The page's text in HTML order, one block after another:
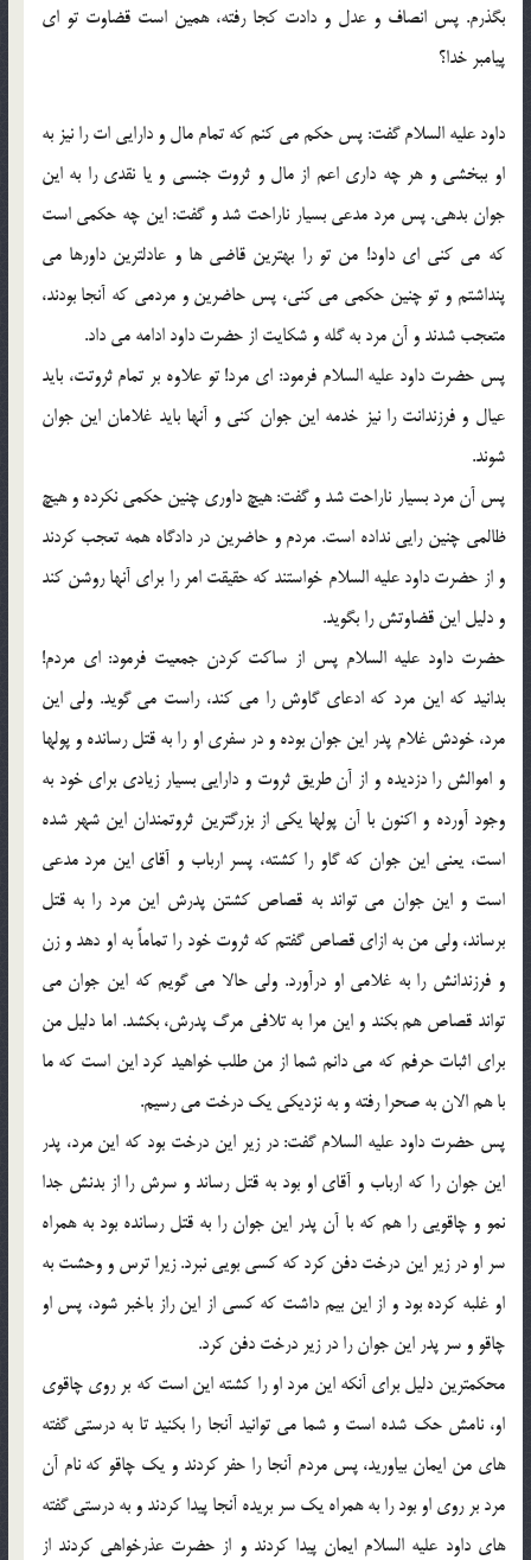
بگذرم. پس انصاف و عدل و دادت کجا رفته، همین است قضاوت تو ای
پیامبر خدا؟
داود علیه السلام گفت: پس حکم می کنم که تمام مال و دارایی ات را نیز به
او ببخشی و هر چه داری اعم از مال و ثروت جنسی و یا نقدی را به این
جوان بدهی. پس مرد مدعی بسیار ناراحت شد و گفت: این چه حکمی است
که می کنی ای داود! من تو را بهترین قاضی ها و عادلترین داورها می
پنداشتم و تو چنین حکمی می کنی، پس حاضرین و مردمی که آنجا بودند،
متعجب شدند و آن مرد به گله و شکایت از حضرت داود ادامه می داد.
پس حضرت داود علیه السلام فرمود: ای مرد! تو علاوه بر تمام ثروتت، باید
عیال و فرزندانت را نیز خدمه این جوان کنی و آنها باید غلامان این جوان
شوند.
پس آن مرد بسیار ناراحت شد و گفت: هیچ داوری چنین حکمی نکرده و هیچ
ظالمی چنین رایی نداده است. مردم و حاضرین در دادگاه همه تعجب کردند
و از حضرت داود علیه السلام خواستند که حقیقت امر را برای آنها روشن کند
و دلیل این قضاوتش را بگوید.
حضرت داود علیه السلام پس از ساکت کردن جمعیت فرمود: ای مردم!
بدانید که این مرد که ادعای گاوش را می کند، راست می گوید. ولی این
مرد، خودش غلام پدر این جوان بوده و در سفری او را به قتل رسانده و پولها
و اموالش را دزدیده و از آن طریق ثروت و دارایی بسیار زیادی برای خود به
وجود آورده و اکنون با آن پولها یکی از بزرگترین ثروتمندان این شهر شده
است، یعنی این جوان که گاو را کشته، پسر ارباب و آقای این مرد مدعی
است و این جوان می تواند به قصاص کشتن پدرش این مرد را به قتل
برساند، ولی من به ازای قصاص گفتم که ثروت خود را تماماً به او دهد و زن
و فرزندانش را به غلامی او درآورد. ولی حالا می گویم که این جوان می
تواند قصاص هم بکند و این مرا به تلافی مرگ پدرش، بکشد. اما دلیل من
برای اثبات حرفم که می دانم شما از من طلب خواهید کرد این است که ما
با هم الان به صحرا رفته و به نزدیکی یک درخت می رسیم.
پس حضرت داود علیه السلام گفت: در زیر این درخت بود که این مرد، پدر
این جوان را که ارباب و آقای او بود به قتل رساند و سرش را از بدنش جدا
نمو و چاقویی را هم که با آن پدر این جوان را به قتل رسانده بود به همراه
سر او در زیر این درخت دفن کرد که کسی بویی نبرد. زیرا ترس و وحشت به
او غلبه کرده بود و از این بیم داشت که کسی از این راز باخبر شود، پس او
چاقو و سر پدر این جوان را در زیر درخت دفن کرد.
محکمترین دلیل برای آنکه این مرد او را کشته این است که بر روی چاقوی
او، نامش حک شده است و شما می توانید آنجا را بکنید تا به درستی گفته
های من ایمان بیاورید، پس مردم آنجا را حفر کردند و یک چاقو که نام آن
مرد بر روی او بود را به همراه یک سر بریده آنجا پیدا کردند و به درستی گفته
های داود علیه السلام ایمان پیدا کردند و از حضرت عذرخواهی کردند از